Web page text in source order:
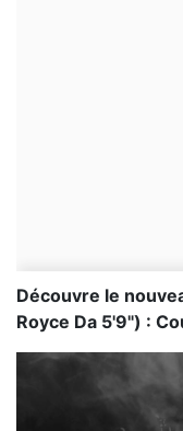
Découvre le
Royce Da 5'9") :